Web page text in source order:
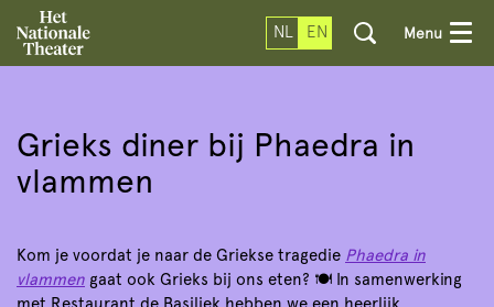
NL EN Menu
Grieks diner bij Phaedra in
vlammen
Kom je voordat je naar de Griekse tragedie Phaedra in
vlammen gaat ook Grieks bij ons eten? 🍽️ In samenwerking
in